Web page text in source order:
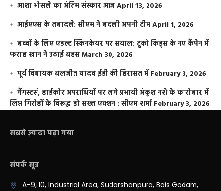
आशा भोसले का अंतिम संस्कार आजApril 13, 2026
आईएएस के तबादले: सीएम ने बदली अपनी टीमApril 1, 2026
बच्चों के लिए एडल्ट स्किनकेयर पर सवाल: टूको किड्स के नए कैंपेन में
फराह खान ने उठाई बहसMarch 30, 2026
पूर्व विधायक बलजीत यादव ईडी की हिरासत में February 3, 2026
गैंगस्टर्स, हार्डकोर अपराधियों पर लगे प्रभावी अंकुश नशे के कारोबार में
लिप्त गिरोहों के विरूद्ध हो सख्त एक्शन : सीएम शर्मा February 3, 2026
सबसे ज़्यादा पढ़ा गया
संपर्क सूत्र
A-9, 10, Industrial Area, Sudarshanpura, Bais Godam,